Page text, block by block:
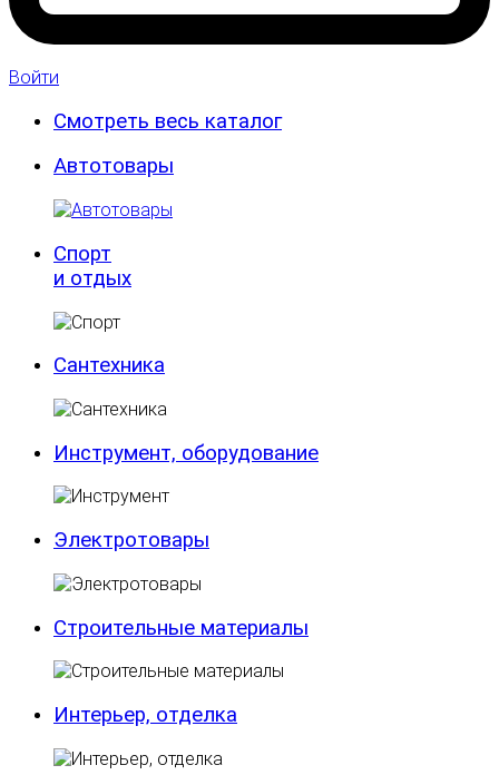
Войти
Смотреть весь каталог
Автотовары
Спорт
и отдых
Сантехника
Инструмент, оборудование
Электротовары
Строительные материалы
Интерьер, отделка